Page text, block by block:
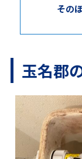
その
玉名郡